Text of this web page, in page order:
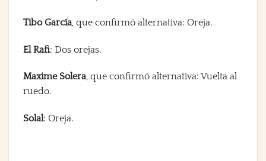
Tibo García, que confirmó alternativa: Oreja.
El Rafi: Dos orejas.
Maxime Solera, que confirmó alternativa: Vuelta al
ruedo.
Solal: Oreja.